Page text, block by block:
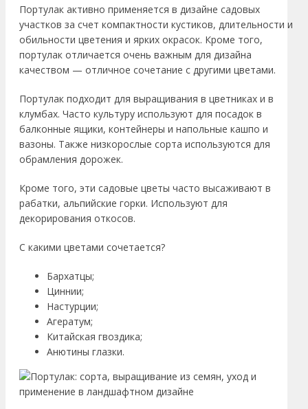
Портулак активно применяется в дизайне садовых
участков за счет компактности кустиков, длительности и
обильности цветения и ярких окрасок. Кроме того,
портулак отличается очень важным для дизайна
качеством — отличное сочетание с другими цветами.
Портулак подходит для выращивания в цветниках и в
клумбах. Часто культуру используют для посадок в
балконные ящики, контейнеры и напольные кашпо и
вазоны. Также низкорослые сорта используются для
обрамления дорожек.
Кроме того, эти садовые цветы часто высаживают в
рабатки, альпийские горки. Используют для
декорирования откосов.
С какими цветами сочетается?
Бархатцы;
Циннии;
Настурции;
Агератум;
Китайская гвоздика;
Анютины глазки.